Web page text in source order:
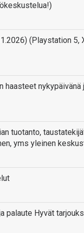
(Playstation 5,
haasteet nykypäivänä
tuotanto,
yms yleinen
palaute Hyvät